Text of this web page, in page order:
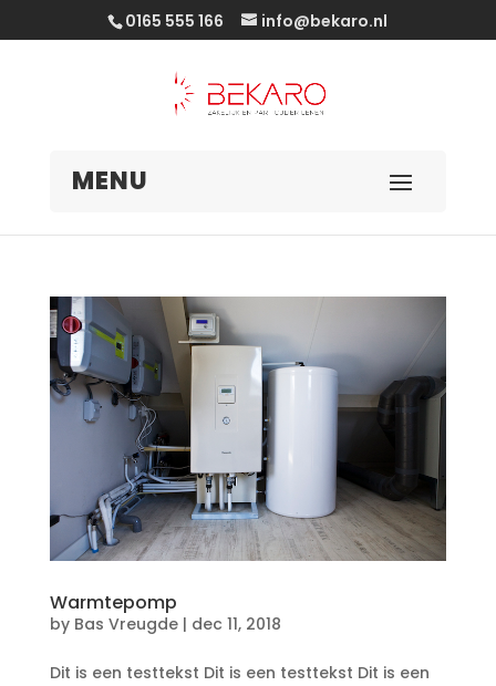
0165 555 166 info@bekaro.nl
Warmtepomp
by Bas Vreugde| dec 11, 2018
Dit is een testtekst Dit is een testtekst Dit is een